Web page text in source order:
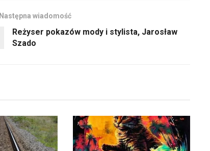
Następna wiadomość
Reżyser pokazów mody i stylista, Jarosław
Szado